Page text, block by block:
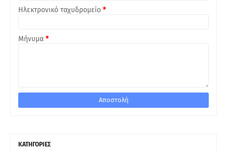
Ηλεκτρονικό ταχυδρομείο *
Μήνυμα *
ΚΑΤΗΓΟΡΙΕΣ